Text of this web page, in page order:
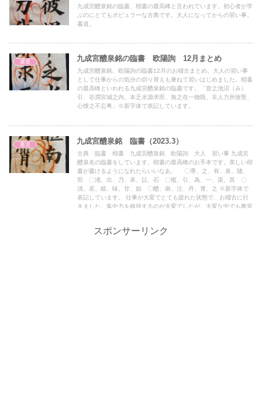
九成宮醴泉銘の臨書、楷書の最高峰と言われています。初心者が学
ぶのにとてもポピュラーな古典です。大人になってからの習い事。
書道。
書道 九成宮醴泉銘の臨書 欧陽詢 12月まとめ
九成宮醴泉銘、欧陽詢の臨書12月のお稽古まとめ。大人の習い事
として仕事からの気分の切り替えも兼ねて習いはじめました。楷書
の最高峰といわれる九成宮醴泉銘の臨書です。「昔之池沼（み）
引、谷澗宮城之内、本乏水源求而、無之在一物既、非人力所致聖、
心懐之不忘粤」※新字体で表記しています。
書道 九成宮醴泉銘 臨書（2023.3）
古典 臨書 楷書 九成宮醴泉銘 欧陽詢 大人 習い事 九成宮
醴泉名の臨書をしています。楷書の最高峰のお手本です。美しい楷
書が書けるようになれたらいいなあ。 〇導、之、有、泉、随、
而 〇涌、出、乃、承、以、石 〇檻、引、為、一、渠、其 〇
清、若、鏡、味、甘、如 〇醴、南、注、丹、霄、之 ※新字体で
表記しています。 仕事が大変でとても疲れた状態で、お稽古に行
きました。集中力を維持するのが大変でしたが、大変な中でも教室
スポンサーリンク